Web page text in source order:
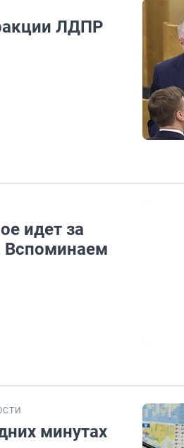
ЛДПР
идет за
Вспоминаем
минутах